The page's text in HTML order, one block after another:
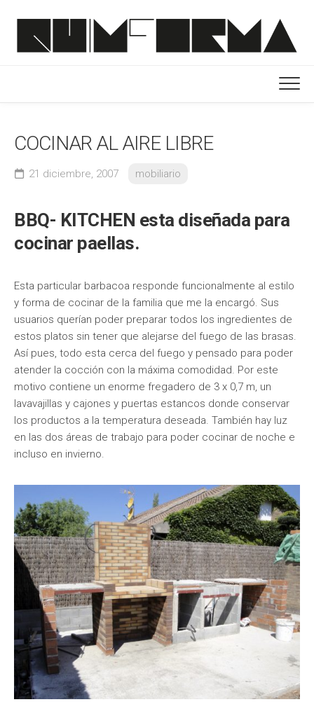
contenido
COCINAR AL AIRE LIBRE
21 diciembre, 2007 mobiliario
BBQ- KITCHEN esta diseñada para
cocinar paellas.
Esta particular barbacoa responde funcionalmente al estilo
y forma de cocinar de la familia que me la encargó. Sus
usuarios querían poder preparar todos los ingredientes de
estos platos sin tener que alejarse del fuego de las brasas.
Así pues, todo esta cerca del fuego y pensado para poder
atender la cocción con la máxima comodidad. Por este
motivo contiene un enorme fregadero de 3 x 0,7 m, un
lavavajillas y cajones y puertas estancos donde conservar
los productos a la temperatura deseada. También hay luz
en las dos áreas de trabajo para poder cocinar de noche e
incluso en invierno.